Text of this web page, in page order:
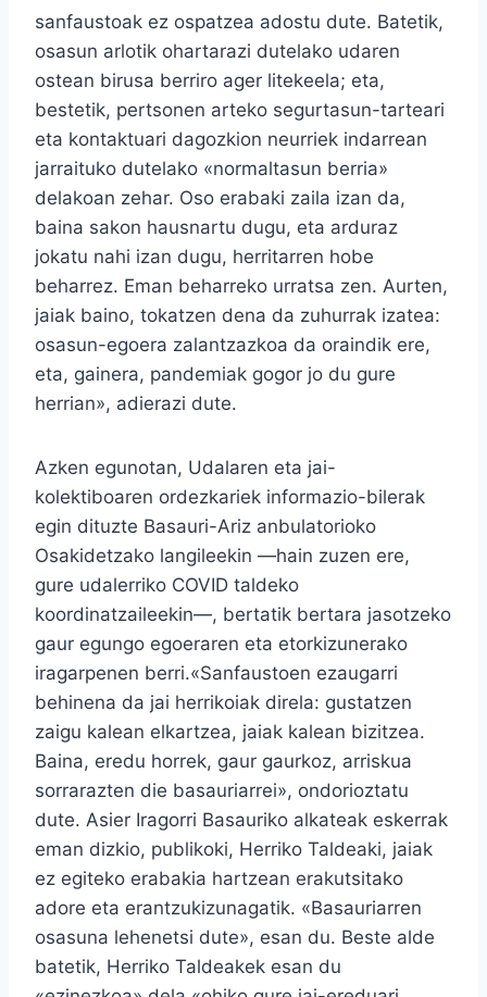
sanfaustoak ez ospatzea adostu dute. Batetik,
osasun arlotik ohartarazi dutelako udaren
ostean birusa berriro ager litekeela; eta,
bestetik, pertsonen arteko segurtasun-tarteari
eta kontaktuari dagozkion neurriek indarrean
jarraituko dutelako «normaltasun berria»
delakoan zehar. Oso erabaki zaila izan da,
baina sakon hausnartu dugu, eta arduraz
jokatu nahi izan dugu, herritarren hobe
beharrez. Eman beharreko urratsa zen. Aurten,
jaiak baino, tokatzen dena da zuhurrak izatea:
osasun-egoera zalantzazkoa da oraindik ere,
eta, gainera, pandemiak gogor jo du gure
herrian», adierazi dute.
Azken egunotan, Udalaren eta jai-
kolektiboaren ordezkariek informazio-bilerak
egin dituzte Basauri-Ariz anbulatorioko
Osakidetzako langileekin —hain zuzen ere,
gure udalerriko COVID taldeko
koordinatzaileekin—, bertatik bertara jasotzeko
gaur egungo egoeraren eta etorkizunerako
iragarpenen berri.­«Sanfaustoen ezaugarri
behinena da jai herrikoiak direla: gustatzen
zaigu kalean elkartzea, jaiak kalean bizitzea.
Baina, eredu horrek, gaur gaurkoz, arriskua
sorrarazten die basauriarrei», ondorioztatu
dute. Asier Iragorri Basauriko alkateak eskerrak
eman dizkio, publikoki, Herriko Taldeaki, jaiak
ez egiteko erabakia hartzean erakutsitako
adore eta erantzukizunagatik. «Basauriarren
osasuna lehenetsi dute», esan du. Beste alde
batetik, Herriko Taldeakek esan du